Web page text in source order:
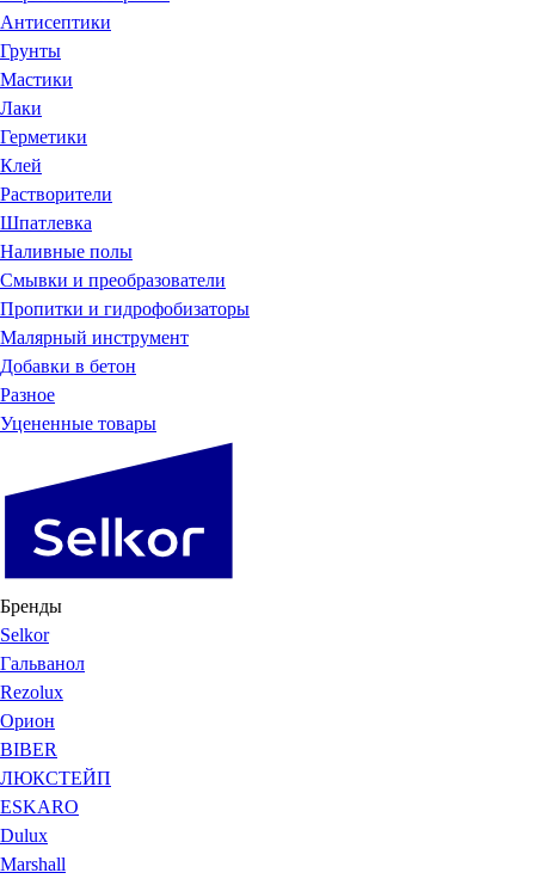
Антисептики
Грунты
Мастики
Лаки
Герметики
Клей
Растворители
Шпатлевка
Наливные полы
Смывки и преобразователи
Пропитки и гидрофобизаторы
Малярный инструмент
Добавки в бетон
Разное
Уцененные товары
Бренды
Selkor
Гальванол
Rezolux
Орион
BIBER
ЛЮКСТЕЙП
ESKARO
Dulux
Marshall